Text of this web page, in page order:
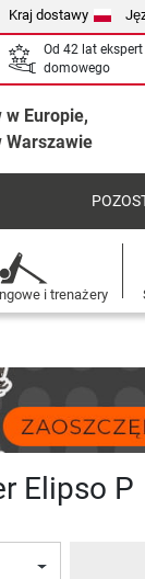
Kraj dostawy
Od 42 lat
domowego
Europie,
Warszawie
i trenażery
Elipso P